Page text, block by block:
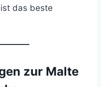
das beste
zur Malte